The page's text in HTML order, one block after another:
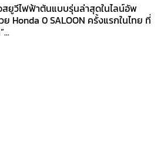
สยูวีไฟฟ้าต้นแบบรุ่นล่าสุดในไลน์อัพ
Honda 0 SALOON ครั้งแรกในไทย ที่